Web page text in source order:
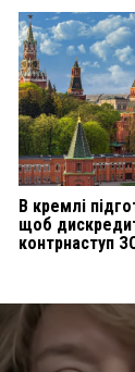
В кремлі
щоб
контрнаступ